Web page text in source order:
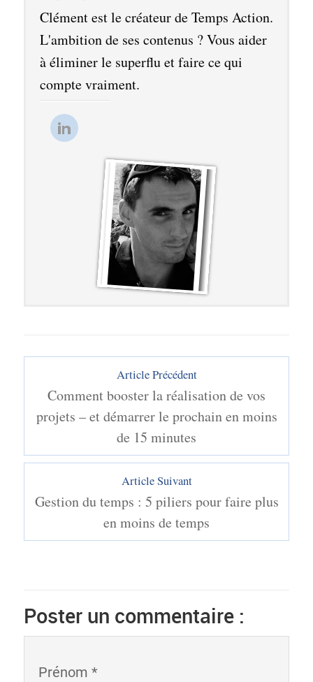
Clément est le créateur de Temps Action.
L'ambition de ses contenus ? Vous aider
à éliminer le superflu et faire ce qui
compte vraiment.
Article Précédent
Comment booster la réalisation de vos
projets – et démarrer le prochain en moins
de 15 minutes
Article Suivant
Gestion du temps : 5 piliers pour faire plus
en moins de temps
Poster un commentaire :
Prénom *